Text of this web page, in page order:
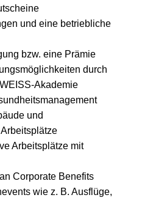
und eine betriebliche
bzw. eine Prämie
durch
Akademie
und
Arbeitsplätze mit
Corporate Benefits
wie z. B. Ausflüge,